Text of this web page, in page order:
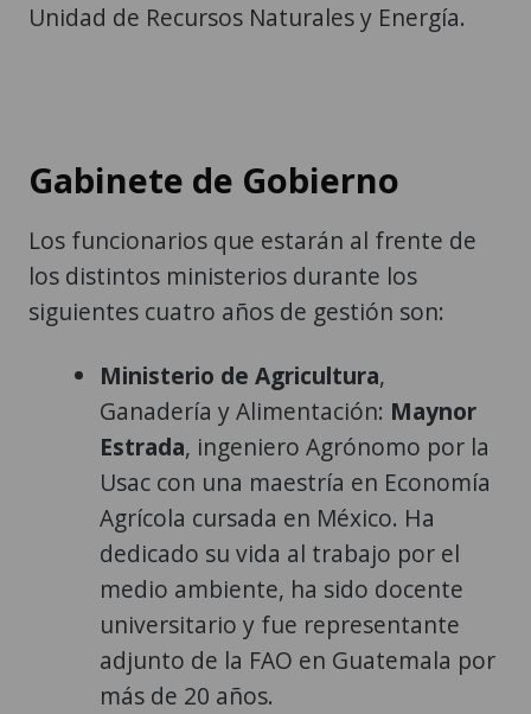
Unidad de Recursos Naturales y Energía.
Gabinete de Gobierno
Los funcionarios que estarán al frente de
los distintos ministerios durante los
siguientes cuatro años de gestión son:
Ministerio de Agricultura,
Ganadería y Alimentación: Maynor
Estrada, ingeniero Agrónomo por la
Usac con una maestría en Economía
Agrícola cursada en México. Ha
dedicado su vida al trabajo por el
medio ambiente, ha sido docente
universitario y fue representante
adjunto de la FAO en Guatemala por
más de 20 años.